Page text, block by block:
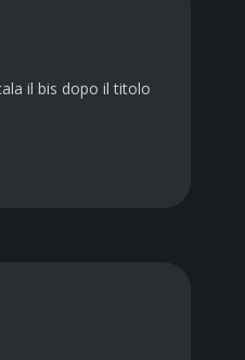
il bis dopo il titolo